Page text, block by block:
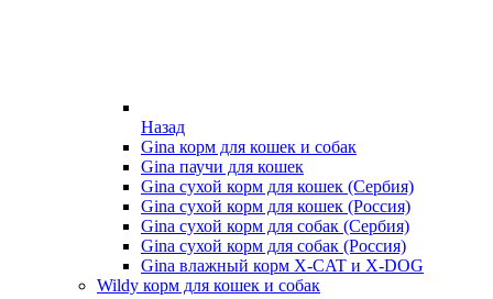
Назад
Gina корм для кошек и собак
Gina паучи для кошек
Gina сухой корм для кошек (Сербия)
Gina сухой корм для кошек (Россия)
Gina сухой корм для собак (Сербия)
Gina сухой корм для собак (Россия)
Gina влажный корм X-CAT и X-DOG
Wildy корм для кошек и собак